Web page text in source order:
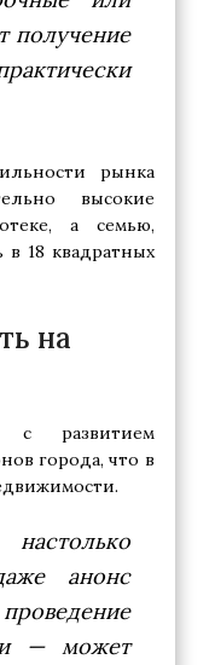
получение
рынка
высокие
а семью,
в 18 квадратных
на
с развитием
города, что в
анонс
— может